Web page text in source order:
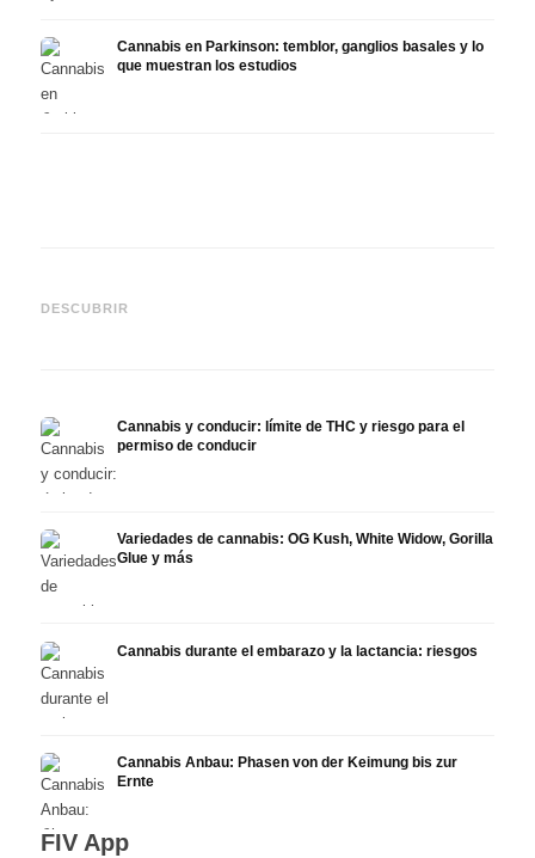
Cannabis en Parkinson: temblor, ganglios basales y lo
que muestran los estudios
DESCUBRIR
automedición y lo que
Cannabis y conducir: límite de THC y riesgo para el
permiso de conducir
Variedades de cannabis: OG Kush, White Widow, Gorilla
Glue y más
Cannabis durante el embarazo y la lactancia: riesgos
Cannabis Anbau: Phasen von der Keimung bis zur
Ernte
FIV App